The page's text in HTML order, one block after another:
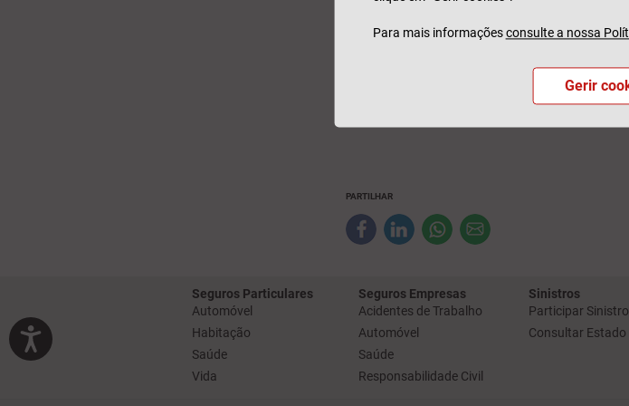
ano, a Tranquilidade celebra 150
um futuro sustentável, junto dos seus
PARTILHAR
Seguros Particulares
Automóvel
Habitação
Saúde
Vida
Seguros Empresas
Acidentes de Trabalho
Automóvel
Saúde
Responsabilidade Civil
Sinistros
Participar Sinistro
Consultar Estado
Para mais informaçõesconsulte a nossa
Gerir